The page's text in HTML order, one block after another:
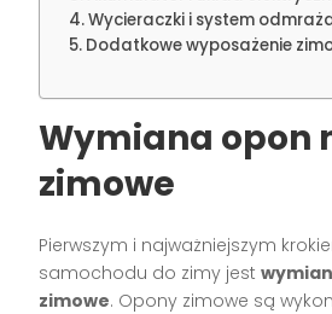
Wycieraczki i system
Dodatkowe wyposażenie
Wymiana opon
zimowe
Pierwszym i najważniejszym
samochodu do zimy jest
zimowe. Opony zimowe są